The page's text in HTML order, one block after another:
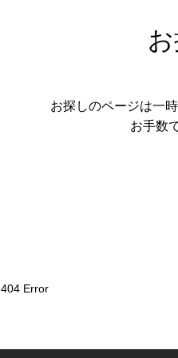
お探しのページは一
お手数
404 Error